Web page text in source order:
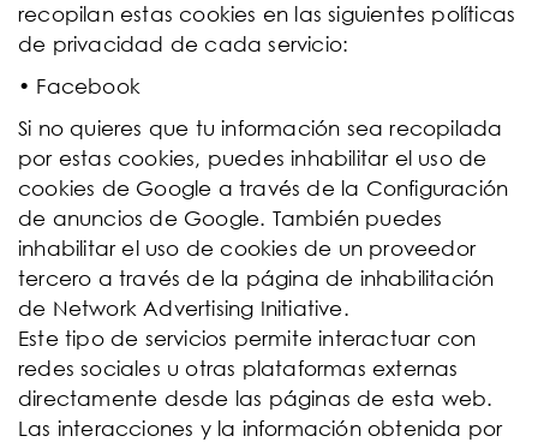
recopilan estas cookies en las siguientes políticas
de privacidad de cada servicio:
• Facebook
Si no quieres que tu información sea recopilada
por estas cookies, puedes inhabilitar el uso de
cookies de Google a través de la Configuración
de anuncios de Google. También puedes
inhabilitar el uso de cookies de un proveedor
tercero a través de la página de inhabilitación
de Network Advertising Initiative.
Este tipo de servicios permite interactuar con
redes sociales u otras plataformas externas
directamente desde las páginas de esta web.
Las interacciones y la información obtenida por